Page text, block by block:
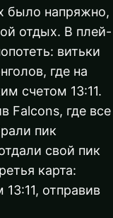
было напряжно,
отдых. В плей-
витьки
где на
счетом 13:11.
Falcons, где все
пик
свой пик
карта:
отправив